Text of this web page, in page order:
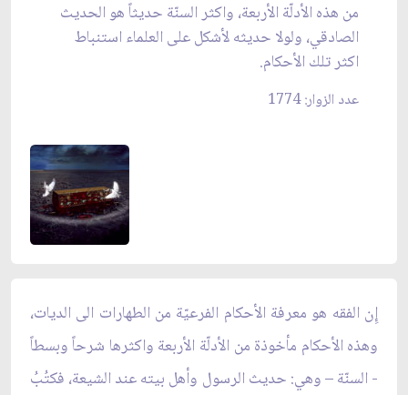
من هذه الأدلّة الأربعة، واكثر السنّة حديثاً هو الحديث
الصادقي، ولولا حديثه لأشكل على العلماء استنباط
اكثر تلك الأحكام.
عدد الزوار: 1774
إِن الفقه هو معرفة الأحكام الفرعيّة من الطهارات الى الديات،
وهذه الأحكام مأخوذة من الأدلّة الأربعة واكثرها شرحاً وبسطاً
- السنّة – وهي: حديث الرسول وأهل بيته عند الشيعة، فكتُبُ